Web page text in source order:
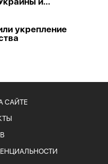
укрепление
САЙТЕ